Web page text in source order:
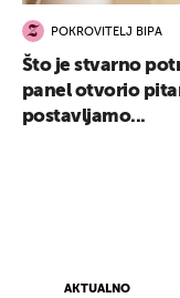
AKTUALNO
POKROVITELJ BIPA
Što je stvarno
panel otvorio
postavljamo...